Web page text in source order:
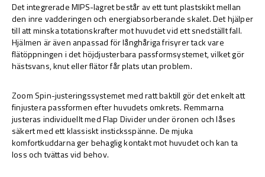
Det integrerade MIPS-lagret består av ett tunt plastskikt mellan
den inre vadderingen och energiabsorberande skalet. Det hjälper
till att minska totationskrafter mot huvudet vid ett snedställt fall.
Hjälmen är även anpassad för långhåriga frisyrer tack vare
flätöppningen i det höjdjusterbara passformsystemet, vilket gör
hästsvans, knut eller flätor får plats utan problem.
Zoom Spin-justeringssystemet med ratt baktill gör det enkelt att
finjustera passformen efter huvudets omkrets. Remmarna
justeras individuellt med Flap Divider under öronen och låses
säkert med ett klassiskt insticksspänne. De mjuka
komfortkuddarna ger behaglig kontakt mot huvudet och kan ta
loss och tvättas vid behov.